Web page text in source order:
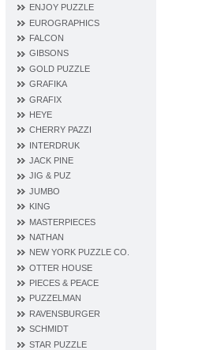
ENJOY PUZZLE
EUROGRAPHICS
FALCON
GIBSONS
GOLD PUZZLE
GRAFIKA
GRAFIX
HEYE
CHERRY PAZZI
INTERDRUK
JACK PINE
JIG & PUZ
JUMBO
KING
MASTERPIECES
NATHAN
NEW YORK PUZZLE CO.
OTTER HOUSE
PIECES & PEACE
PUZZELMAN
RAVENSBURGER
SCHMIDT
STAR PUZZLE